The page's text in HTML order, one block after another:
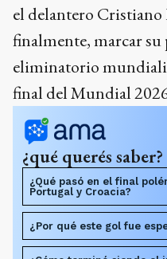
el delantero
finalmente, marcar
eliminatorio
final del Mundial
¿qué querés saber?
¿Qué pasó en el final
Portugal y Croacia?
¿Por qué este gol fue